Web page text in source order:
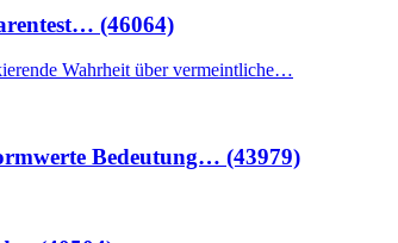
(46064)
Wahrheit über vermeintliche…
Bedeutung… (43979)